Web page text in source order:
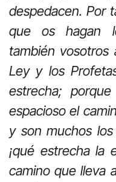
despedacen. Por
que os hagan
también vosotros
Ley y los
estrecha;
espacioso el
y son muchos
¡qué estrecha la
camino que lleva